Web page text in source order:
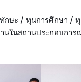
กษะ / ทุนการศึกษา / ทุ
นในสถานประกอบกา